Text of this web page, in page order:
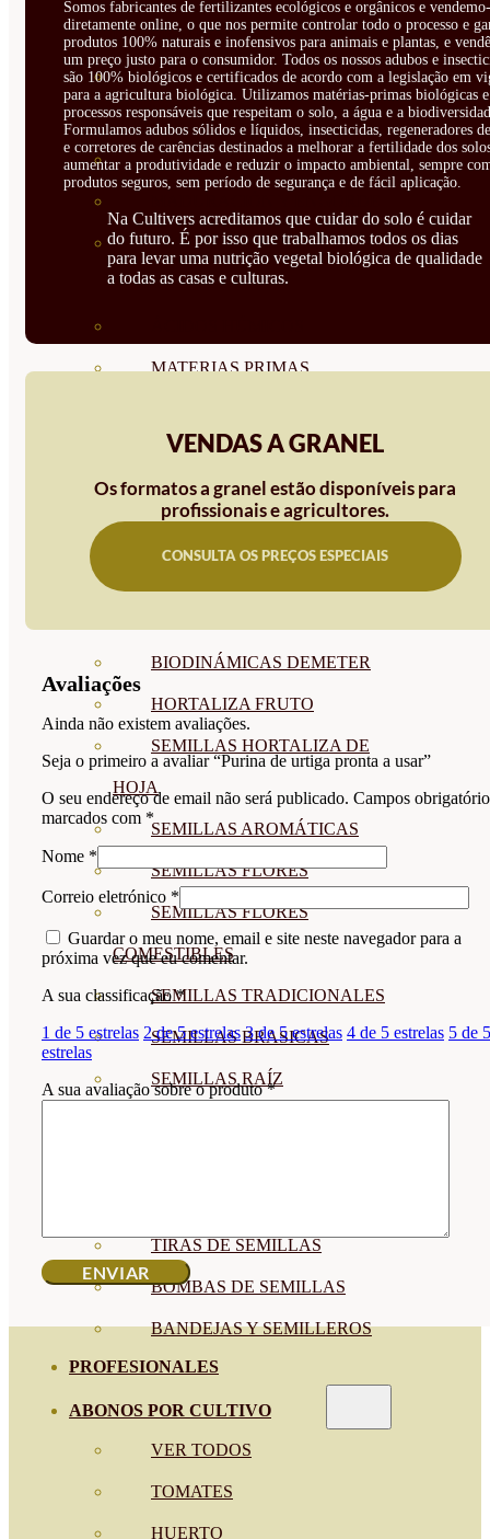
DECORATIVAS
CORRECTORES DE
CARENCIAS
ENRAIZANTES
REGENERADORES DEL
SUELO
MATERIAS PRIMAS
PLANTAS
PLANTAS INTERIOR
SEMILLAS
BIODINÁMICAS DEMETER
HORTALIZA FRUTO
SEMILLAS HORTALIZA DE
HOJA
SEMILLAS AROMÁTICAS
SEMILLAS FLORES
SEMILLAS FLORES
COMESTIBLES
SEMILLAS TRADICIONALES
SEMILLAS BRASICAS
SEMILLAS RAÍZ
TIRAS DE SEMILLAS
BOMBAS DE SEMILLAS
BANDEJAS Y SEMILLEROS
PROFESIONALES
ABONOS POR CULTIVO
VER TODOS
TOMATES
HUERTO
Somos fabricantes de fertilizantes ecológicos e orgânicos e
diretamente online, o que nos permite controlar todo o processo e
produtos 100% naturais e inofensivos para animais e plantas, e
um preço justo para o consumidor. Todos os nossos adubos e
são 100% biológicos e certificados de acordo com a legislação em
para a agricultura biológica. Utilizamos matérias-primas biológicas e
processos responsáveis que respeitam o solo, a água e a
Formulamos adubos sólidos e líquidos, insecticidas, regeneradores
e corretores de carências destinados a melhorar a fertilidade dos
aumentar a produtividade e reduzir o impacto ambiental, sempre
produtos seguros, sem período de segurança e de fácil aplicação.
Na Cultivers acreditamos que cuidar do solo é cuidar
do futuro. É por isso que trabalhamos todos os dias
para levar uma nutrição vegetal biológica de qualidade
a todas as casas e culturas.
VENDAS A GRANEL
Os formatos a granel estão disponíveis para
profissionais e agricultores.
CONSULTA OS PREÇOS ESPECIAIS
Avaliações
Ainda não existem avaliações.
Seja o primeiro a avaliar “Purina de urtiga pronta a usar”
O seu endereço de email não será publicado. Campos
marcados com *
Nome *
Correio eletrónico *
Guardar o meu nome, email e site neste navegador para a
próxima vez que eu comentar.
A sua classificação*
1 de 5 estrelas 2 de 5 estrelas 3 de 5 estrelas 4 de 5 estrelas 5 de 5
estrelas
A sua avaliação sobre o produto*